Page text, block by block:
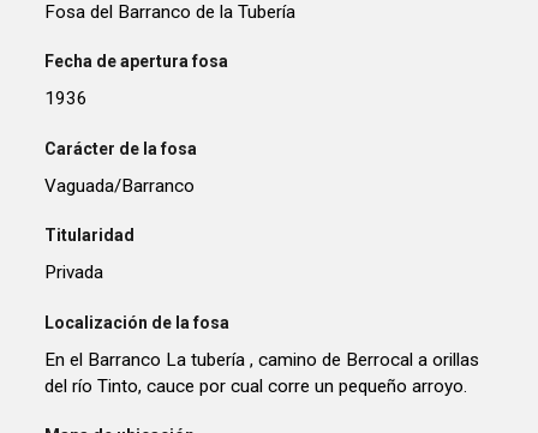
Fosa del Barranco de la Tubería
Fecha de apertura fosa
1936
Carácter de la fosa
Vaguada/Barranco
Titularidad
Privada
Localización de la fosa
En el Barranco La tubería , camino de Berrocal a orillas
del río Tinto, cauce por cual corre un pequeño arroyo.